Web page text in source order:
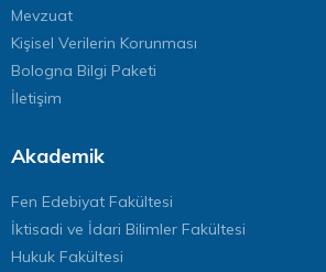
Mevzuat
Kişisel Verilerin Korunması
Bologna Bilgi Paketi
İletişim
Akademik
Fen Edebiyat Fakültesi
İktisadi ve İdari Bilimler Fakültesi
Hukuk Fakültesi